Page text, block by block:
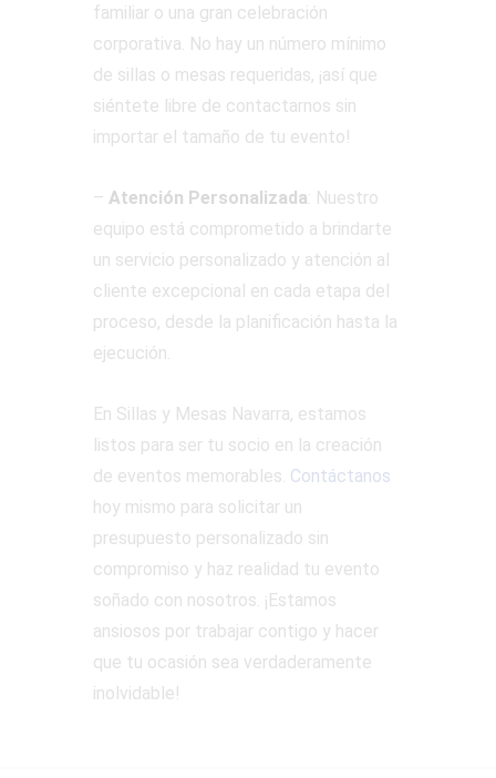
familiar o una gran celebración
corporativa. No hay un número mínimo
de sillas o mesas requeridas, ¡así que
siéntete libre de contactarnos sin
importar el tamaño de tu evento!
– Atención Personalizada: Nuestro
equipo está comprometido a brindarte
un servicio personalizado y atención al
cliente excepcional en cada etapa del
proceso, desde la planificación hasta la
ejecución.
En Sillas y Mesas Navarra, estamos
listos para ser tu socio en la creación
de eventos memorables. Contáctanos
hoy mismo para solicitar un
presupuesto personalizado sin
compromiso y haz realidad tu evento
soñado con nosotros. ¡Estamos
ansiosos por trabajar contigo y hacer
que tu ocasión sea verdaderamente
inolvidable!